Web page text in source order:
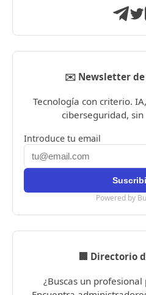
✉️ Newsletter de
Tecnología con criterio.
ciberseguridad,
Introduce tu email
Powered by
🏢 Directorio
¿Buscas un